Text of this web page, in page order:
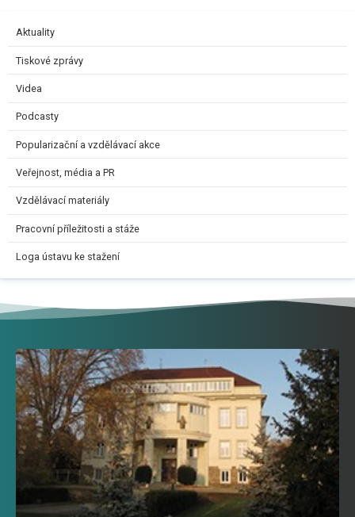
Aktuality
Tiskové zprávy
Videa
Podcasty
Popularizační a vzdělávací akce
Veřejnost, média a PR
Vzdělávací materiály
Pracovní příležitosti a stáže
Loga ústavu ke stažení